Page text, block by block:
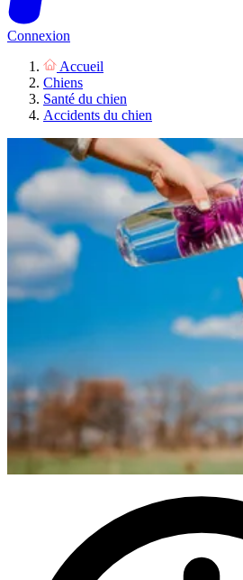
Connexion
Accueil
Chiens
Santé du chien
Accidents du chien